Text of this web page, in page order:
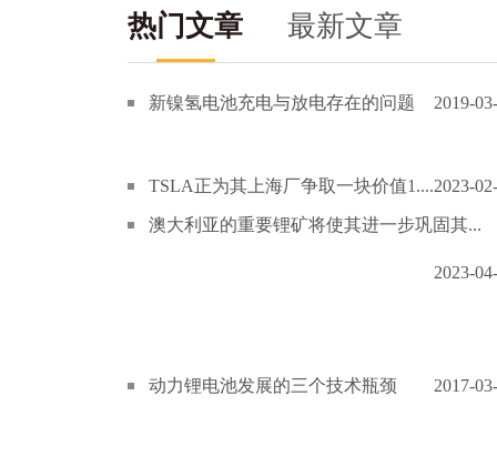
热门文章 最新文章
新镍氢电池充电与放电存在的问题 2019-
TSLA正为其上海厂争取一块价值1....2023-
澳大利亚的重要锂矿将使其进一步巩固其...
2023-
动力锂电池发展的三个技术瓶颈 2017-